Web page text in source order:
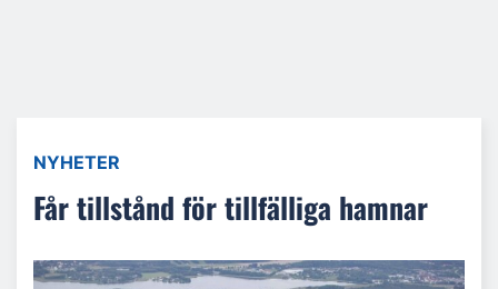
NYHETER
Får tillstånd för tillfälliga hamnar